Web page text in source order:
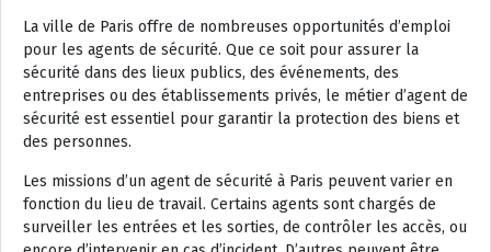
La ville de Paris offre de nombreuses opportunités d’emploi
pour les agents de sécurité. Que ce soit pour assurer la
sécurité dans des lieux publics, des événements, des
entreprises ou des établissements privés, le métier d’agent de
sécurité est essentiel pour garantir la protection des biens et
des personnes.
Les missions d’un agent de sécurité à Paris peuvent varier en
fonction du lieu de travail. Certains agents sont chargés de
surveiller les entrées et les sorties, de contrôler les accès, ou